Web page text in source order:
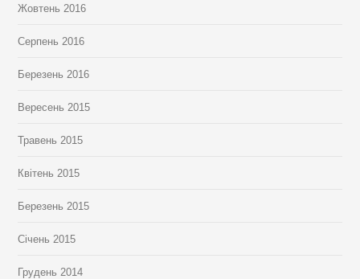
Жовтень 2016
Серпень 2016
Березень 2016
Вересень 2015
Травень 2015
Квітень 2015
Березень 2015
Січень 2015
Грудень 2014